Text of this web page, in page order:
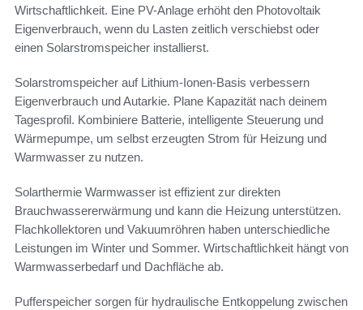
Wirtschaftlichkeit. Eine PV-Anlage erhöht den Photovoltaik
Eigenverbrauch, wenn du Lasten zeitlich verschiebst oder
einen Solarstromspeicher installierst.
Solarstromspeicher auf Lithium-Ionen-Basis verbessern
Eigenverbrauch und Autarkie. Plane Kapazität nach deinem
Tagesprofil. Kombiniere Batterie, intelligente Steuerung und
Wärmepumpe, um selbst erzeugten Strom für Heizung und
Warmwasser zu nutzen.
Solarthermie Warmwasser ist effizient zur direkten
Brauchwassererwärmung und kann die Heizung unterstützen.
Flachkollektoren und Vakuumröhren haben unterschiedliche
Leistungen im Winter und Sommer. Wirtschaftlichkeit hängt von
Warmwasserbedarf und Dachfläche ab.
Pufferspeicher sorgen für hydraulische Entkoppelung zwischen